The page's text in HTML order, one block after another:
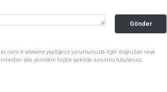
Gönder
sitesine yaptığınız yorumunuzla ilgili doğrudan veya
site yönetimi hiçbir şekilde sorumlu tutulamaz.